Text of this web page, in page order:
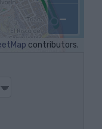
−
contributors.